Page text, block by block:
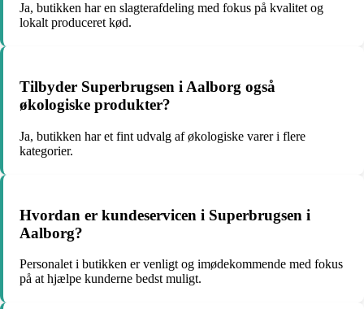
Ja, butikken har en slagterafdeling med fokus på kvalitet og
lokalt produceret kød.
Tilbyder Superbrugsen i Aalborg også
økologiske produkter?
Ja, butikken har et fint udvalg af økologiske varer i flere
kategorier.
Hvordan er kundeservicen i Superbrugsen i
Aalborg?
Personalet i butikken er venligt og imødekommende med fokus
på at hjælpe kunderne bedst muligt.